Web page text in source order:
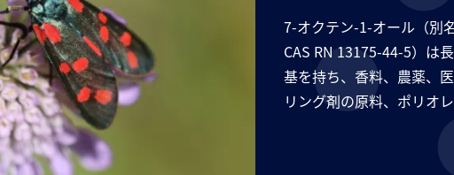
7-オクテン-1-オール（別
CAS RN 13175-44-5）は
基を持ち、香料、農薬、
リング剤の原料、ポリオ